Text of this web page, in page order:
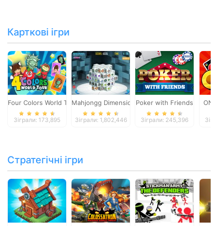
Карткові ігри
Four Colors World Tour
Зіграли: 173,895
Mahjongg Dimensions
Зіграли: 1,802,446
Poker with Friends
Зіграли: 245,396
Стратегічні ігри